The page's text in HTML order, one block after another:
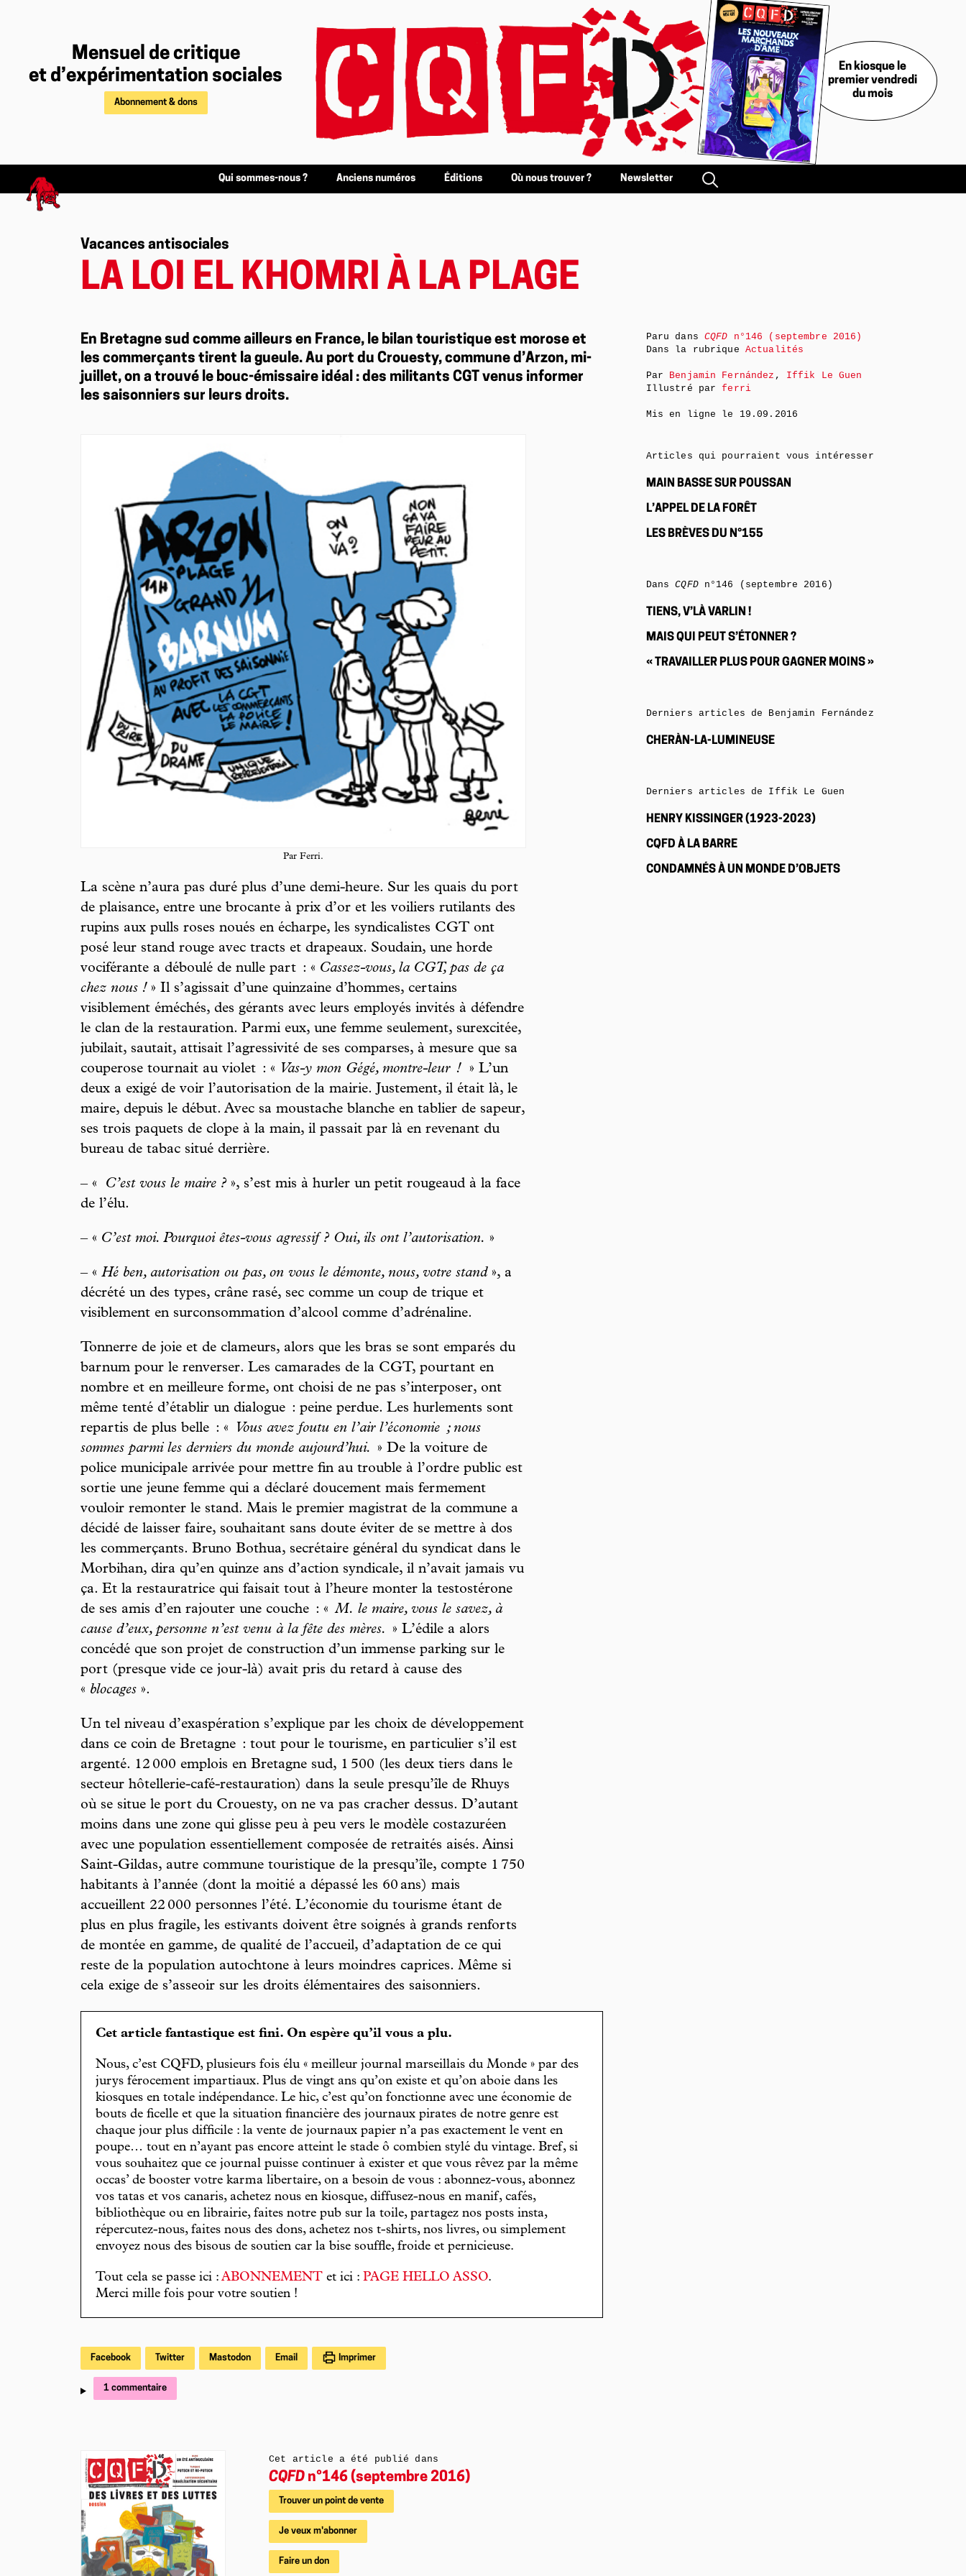
Mensuel de critique
et d’expérimentation sociales
Abonnement & dons
En kiosque le
premier vendredi
du mois
Qui sommes-nous ? Anciens numéros Éditions Où nous trouver ? Newsletter
Vacances antisociales
LA LOI EL KHOMRI À LA PLAGE
En Bretagne sud comme ailleurs en France, le bilan touristique est morose et
les commerçants tirent la gueule. Au port du Crouesty, commune d’Arzon, mi-
juillet, on a trouvé le bouc-émissaire idéal : des militants CGT venus informer
les saisonniers sur leurs droits.
Par Ferri.
La scène n’aura pas duré plus d’une demi-heure. Sur les quais du port
de plaisance, entre une brocante à prix d’or et les voiliers rutilants des
rupins aux pulls roses noués en écharpe, les syndicalistes CGT ont
posé leur stand rouge avec tracts et drapeaux. Soudain, une horde
vociférante a déboulé de nulle part : « Cassez-vous, la CGT, pas de ça
chez nous !» Il s’agissait d’une quinzaine d’hommes, certains
visiblement éméchés, des gérants avec leurs employés invités à défendre
le clan de la restauration. Parmi eux, une femme seulement, surexcitée,
jubilait, sautait, attisait l’agressivité de ses comparses, à mesure que sa
couperose tournait au violet : « Vas-y mon Gégé, montre-leur ! » L’un
deux a exigé de voir l’autorisation de la mairie. Justement, il était là, le
maire, depuis le début. Avec sa moustache blanche en tablier de sapeur,
ses trois paquets de clope à la main, il passait par là en revenant du
bureau de tabac situé derrière.
– « C’est vous le maire ? », s’est mis à hurler un petit rougeaud à la face
de l’élu.
– « C’est moi. Pourquoi êtes-vous agressif ? Oui, ils ont l’autorisation. »
– « Hé ben, autorisation ou pas, on vous le démonte, nous, votre stand», a
décrété un des types, crâne rasé, sec comme un coup de trique et
visiblement en surconsommation d’alcool comme d’adrénaline.
Tonnerre de joie et de clameurs, alors que les bras se sont emparés du
barnum pour le renverser. Les camarades de la CGT, pourtant en
nombre et en meilleure forme, ont choisi de ne pas s’interposer, ont
même tenté d’établir un dialogue : peine perdue. Les hurlements sont
repartis de plus belle : «
Vous avez foutu en l’air l’économie ; nous
sommes parmi les derniers du monde aujourd’hui. » De la voiture de
police municipale arrivée pour mettre fin au trouble à l’ordre public est
sortie une jeune femme qui a déclaré doucement mais fermement
vouloir remonter le stand. Mais le premier magistrat de la commune a
décidé de laisser faire, souhaitant sans doute éviter de se mettre à dos
les commerçants. Bruno Bothua, secrétaire général du syndicat dans le
Morbihan, dira qu’en quinze ans d’action syndicale, il n’avait jamais vu
ça. Et la restauratrice qui faisait tout à l’heure monter la testostérone
de ses amis d’en rajouter une couche : «M. le maire, vous le savez, à
cause d’eux, personne n’est venu à la fête des mères. » L’édile a alors
concédé que son projet de construction d’un immense parking sur le
port (presque vide ce jour-là) avait pris du retard à cause des
« blocages ».
Un tel niveau d’exaspération s’explique par les choix de développement
dans ce coin de Bretagne : tout pour le tourisme, en particulier s’il est
argenté. 12 000 emplois en Bretagne sud, 1 500 (les deux tiers dans le
secteur hôtellerie-café-restauration) dans la seule presqu’île de Rhuys
où se situe le port du Crouesty, on ne va pas cracher dessus. D’autant
moins dans une zone qui glisse peu à peu vers le modèle costazuréen
avec une population essentiellement composée de retraités aisés. Ainsi
Saint-Gildas, autre commune touristique de la presqu’île, compte 1 750
habitants à l’année (dont la moitié a dépassé les 60 ans) mais
accueillent 22 000 personnes l’été. L’économie du tourisme étant de
plus en plus fragile, les estivants doivent être soignés à grands renforts
de montée en gamme, de qualité de l’accueil, d’adaptation de ce qui
reste de la population autochtone à leurs moindres caprices. Même si
cela exige de s’asseoir sur les droits élémentaires des saisonniers.
Cet article fantastique est fini. On espère qu’il vous a plu.
Nous, c’est CQFD, plusieurs fois élu « meilleur journal marseillais du Monde » par des
jurys férocement impartiaux. Plus de vingt ans qu’on existe et qu’on aboie dans les
kiosques en totale indépendance. Le hic, c’est qu’on fonctionne avec une économie de
bouts de ficelle et que la situation financière des journaux pirates de notre genre est
chaque jour plus difficile : la vente de journaux papier n’a pas exactement le vent en
poupe… tout en n’ayant pas encore atteint le stade ô combien stylé du vintage. Bref, si
vous souhaitez que ce journal puisse continuer à exister et que vous rêvez par la même
occas’ de booster votre karma libertaire, on a besoin de vous : abonnez-vous, abonnez
vos tatas et vos canaris, achetez nous en kiosque, diffusez-nous en manif, cafés,
bibliothèque ou en librairie, faites notre pub sur la toile, partagez nos posts insta,
répercutez-nous, faites nous des dons, achetez nos t-shirts, nos livres, ou simplement
envoyez nous des bisous de soutien car la bise souffle, froide et pernicieuse.
Tout cela se passe ici : ABONNEMENT et ici : PAGE HELLO ASSO.
Merci mille fois pour votre soutien !
Facebook Twitter Mastodon Email Imprimer
1 commentaire
Cet article a été publié dans
CQFD n°146 (septembre 2016)
Trouver un point de vente
Je veux m'abonner
Faire un don
Paru dans CQFD n°146 (septembre 2016)
Dans la rubrique Actualités
Par Benjamin Fernández , Iffik Le Guen
Illustré parferri
Mis en ligne le 19.09.2016
Articles qui pourraient vous intéresser
MAIN BASSE SUR POUSSAN
L’APPEL DE LA FORÊT
LES BRÈVES DU N°155
DansCQFDn°146 (septembre 2016)
TIENS, V’LÀ VARLIN !
MAIS QUI PEUT S’ÉTONNER ?
« TRAVAILLER PLUS POUR GAGNER MOINS »
Derniers articles de Benjamin Fernández
CHERÀN-LA-LUMINEUSE
Derniers articles de Iffik Le Guen
HENRY KISSINGER (1923-2023)
CQFD À LA BARRE
CONDAMNÉS À UN MONDE D’OBJETS